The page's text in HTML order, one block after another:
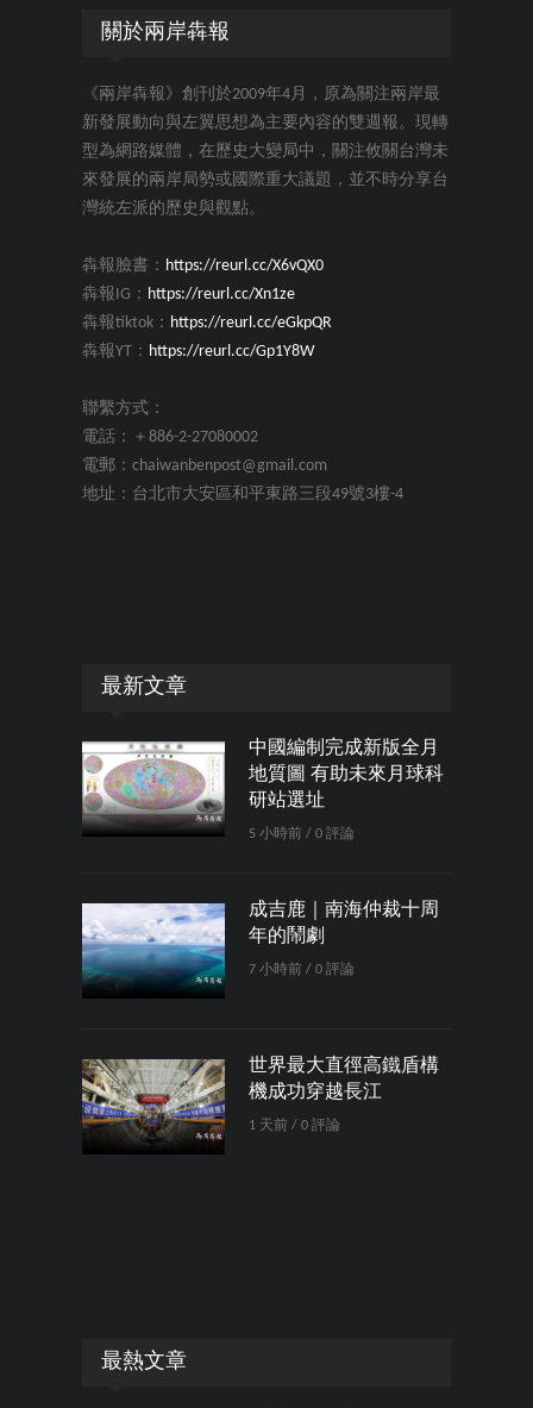
關於兩岸犇報
《兩岸犇報》創刊於2009年4月，原為關注兩岸最
新發展動向與左翼思想為主要內容的雙週報。現轉
型為網路媒體，在歷史大變局中，關注攸關台灣未
來發展的兩岸局勢或國際重大議題，並不時分享台
灣統左派的歷史與觀點。
犇報臉書： https://reurl.cc/X6vQX0
犇報IG： https://reurl.cc/Xn1ze
犇報tiktok： https://reurl.cc/eGkpQR
犇報YT： https://reurl.cc/Gp1Y8W
聯繫方式：
電話：＋886-2-27080002
電郵：chaiwanbenpost@gmail.com
地址：台北市大安區和平東路三段49號3樓-4
最新文章
中國編制完成新版全月
地質圖 有助未來月球科
研站選址
5 小時前 / 0 評論
成吉鹿｜南海仲裁十周
年的鬧劇
7 小時前 / 0 評論
世界最大直徑高鐵盾構
機成功穿越長江
1 天前 / 0 評論
最熱文章